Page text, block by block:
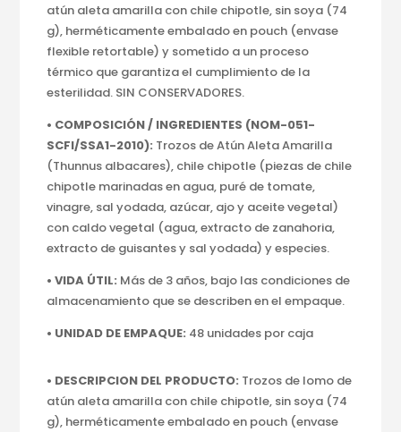
atún aleta amarilla con chile chipotle, sin soya (74
g), herméticamente embalado en pouch (envase
flexible retortable) y sometido a un proceso
térmico que garantiza el cumplimiento de la
esterilidad. SIN CONSERVADORES.
• COMPOSICIÓN / INGREDIENTES (NOM-051-
SCFI/SSA1-2010): Trozos de Atún Aleta Amarilla
(Thunnus albacares), chile chipotle (piezas de chile
chipotle marinadas en agua, puré de tomate,
vinagre, sal yodada, azúcar, ajo y aceite vegetal)
con caldo vegetal (agua, extracto de zanahoria,
extracto de guisantes y sal yodada) y especies.
• VIDA ÚTIL: Más de 3 años, bajo las condiciones de
almacenamiento que se describen en el empaque.
• UNIDAD DE EMPAQUE: 48 unidades por caja
• DESCRIPCION DEL PRODUCTO: Trozos de lomo de
atún aleta amarilla con chile chipotle, sin soya (74
g), herméticamente embalado en pouch (envase